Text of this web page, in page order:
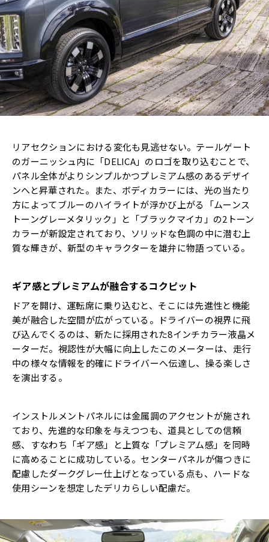
リアセクションにおける変化も見逃せない。テールゲート
のガーニッシュ内に「DELICA」のロゴを取り込むことで、
パネル全体がよりシンプルかつプレミアム感のあるデザイ
ンへと昇華された。また、ボディカラーには、光の当たり
方によってブルーのハイライトが浮かび上がる「ムーンス
トーングレーメタリック」と「ブラックマイカ」の2トーン
カラーが新設定されており、ソリッドな色調の中に潜む上
質な輝きが、新型のキャラクターを雄弁に物語っている。
ギア感とプレミアムが融合するコクピット
ドアを開け、運転席に乗り込むと、そこには先進性と機能
美が融合した空間が広がっている。ドライバーの視界に飛
び込んでくるのは、新たに採用された8インチカラー液晶メ
ーターだ。視認性が大幅に向上したこのメーターは、走行
中の様々な情報を的確にドライバーへ伝達し、操る楽しさ
を演出する。
インストルメントパネルには金属調のアクセントが施され
ており、先進的な印象を与えつつも、道具としての信頼
感、すなわち「ギア感」と上質な「プレミアム感」を同時
に高めることに成功している。センターパネルが傷つきに
配慮したダークグレー仕上げとなっている点も、ハードな
使用シーンを想定したデリカらしい配慮だ。